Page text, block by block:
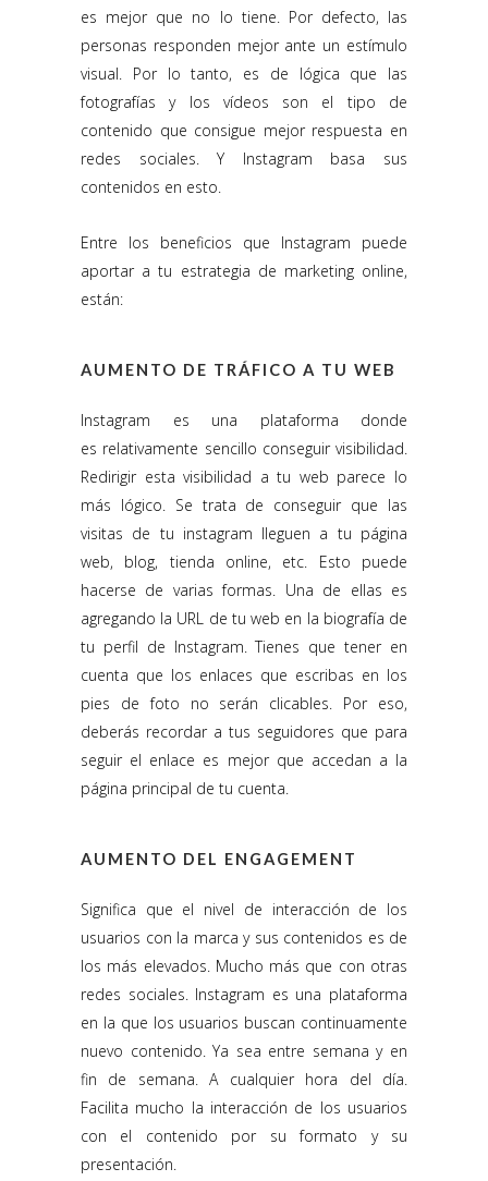
es mejor que no lo tiene. Por defecto, las
personas responden mejor ante un estímulo
visual. Por lo tanto, es de lógica que las
fotografías y los vídeos son el tipo de
contenido que consigue mejor respuesta en
redes sociales. Y Instagram basa sus
contenidos en esto.
Entre los beneficios que Instagram puede
aportar a tu estrategia de marketing online,
están:
AUMENTO DE TRÁFICO A TU WEB
Instagram es una plataforma donde
es relativamente sencillo conseguir visibilidad.
Redirigir esta visibilidad a tu web parece lo
más lógico. Se trata de conseguir que las
visitas de tu instagram lleguen a tu página
web, blog, tienda online, etc. Esto puede
hacerse de varias formas. Una de ellas es
agregando la URL de tu web en la biografía de
tu perfil de Instagram. Tienes que tener en
cuenta que los enlaces que escribas en los
pies de foto no serán clicables. Por eso,
deberás recordar a tus seguidores que para
seguir el enlace es mejor que accedan a la
página principal de tu cuenta.
AUMENTO DEL ENGAGEMENT
Significa que el nivel de interacción de los
usuarios con la marca y sus contenidos es de
los más elevados. Mucho más que con otras
redes sociales. Instagram es una plataforma
en la que los usuarios buscan continuamente
nuevo contenido. Ya sea entre semana y en
fin de semana. A cualquier hora del día.
Facilita mucho la interacción de los usuarios
con el contenido por su formato y su
presentación.